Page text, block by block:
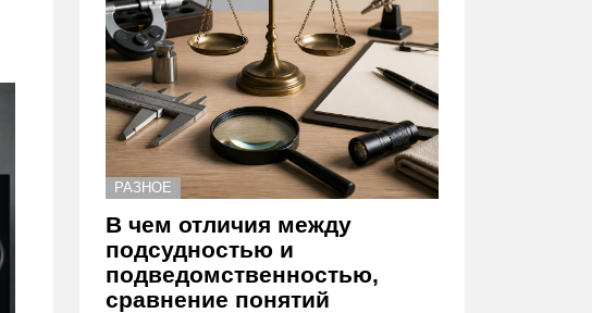
РАЗНОЕ
В чем отличия между
подсудностью и
подведомственностью,
сравнение понятий